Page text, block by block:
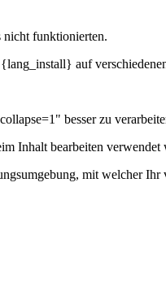
nicht funktionierten.
auf
besser zu
Inhalt bearbeiten verwendet
mit welcher Ihr